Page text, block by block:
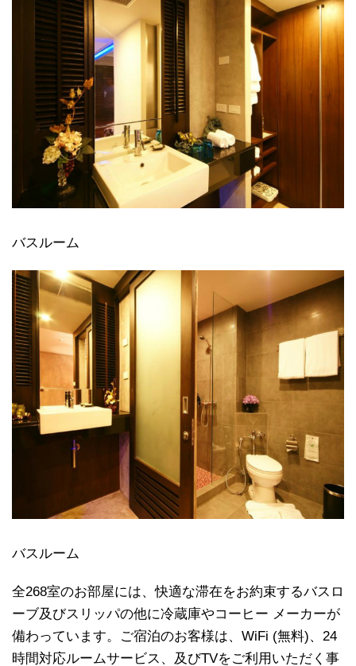
バスルーム
バスルーム
全268室のお部屋には、快適な滞在をお約束するバスロ
ーブ及びスリッパの他に冷蔵庫やコーヒー メーカーが
備わっています。ご宿泊のお客様は、WiFi (無料)、24
時間対応ルームサービス、及びTVをご利用いただく事